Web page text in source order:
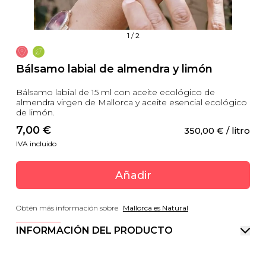
1 /2
Bálsamo labial de almendra y limón
Bálsamo labial de 15 ml con aceite ecológico de
almendra virgen de Mallorca y aceite esencial ecológico
de limón.
7,00 € 350,00 € / litro
IVA incluido
Añadir
Obtén más información sobre Mallorca es Natural
INFORMACIÓN DEL PRODUCTO